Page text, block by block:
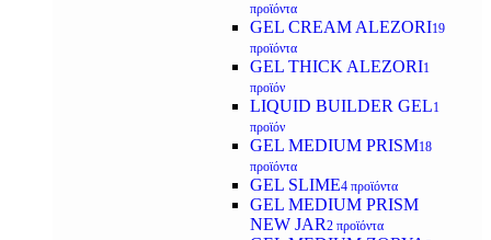
προϊόντα
GEL CREAM ALEZORI19
προϊόντα
GEL THICK ALEZORI1
προϊόν
LIQUID BUILDER GEL1
προϊόν
GEL MEDIUM PRISM18
προϊόντα
GEL SLIME4 προϊόντα
GEL MEDIUM PRISM
NEW JAR2 προϊόντα